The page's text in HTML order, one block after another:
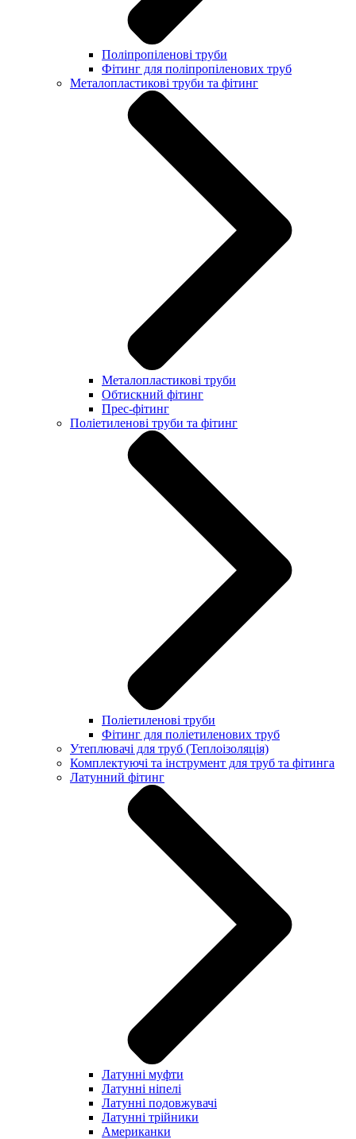
Поліпропіленові труби
Фітинг для поліпропіленових труб
Металопластикові труби та фітинг
Металопластикові труби
Обтискний фітинг
Прес-фітинг
Поліетиленові труби та фітинг
Поліетиленові труби
Фітинг для поліетиленових труб
Утеплювачі для труб (Теплоізоляція)
Комплектуючі та інструмент для труб та фітинга
Латунний фітинг
Латунні муфти
Латунні ніпелі
Латунні подовжувачі
Латунні трійники
Американки